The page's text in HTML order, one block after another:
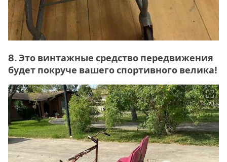
8. Это винтажные средство передвижения
будет покруче вашего спортивного велика!